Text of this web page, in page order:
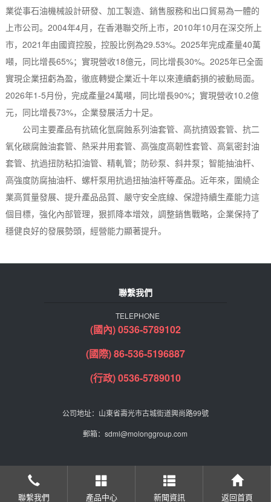
業從事石油機械設計研發、加工製造、銷售服務和出口貿易為一體的
上市公司。2004年4月，在香港聯交所上市，2010年10月在深交所上
市，2021年由國資控股，控股比例為29.53%。2025年完成產量40萬
噸，同比增長65%；實現營收18億元，同比增長30%。2025年已全面
實現企業扭虧為盈，徹底轉變企業近十年以來連續虧損的被動局面。
2026年1-5月份，完成產量24萬噸，同比增長90%；實現營收10.2億
元，同比增長73%，企業發展活力十足。
公司主要產品有抗硫化氫腐蝕系列油套管、高抗擠毀套管、抗二
氧化碳腐蝕油套管、熱采井用套管、高強度高韌性套管、高氣密封油
套管、抗過扭防粘扣油管、精軋管；防砂泵、斜井泵；智能抽油杆、
高強度防腐抽油杆、螺杆泵用抗過扭抽油杆等產品。近年來，圍繞企
業高質量發展、提升產品品質、嚴守安全底線、保證持續生產能力這
個目標，強化內部管理，狠抓降本增效，調整銷售戰略，企業保持了
穩健良好的發展勢頭，經營能力顯著提升。
聯繫我們
TELEPHONE
(國內) 0536-5789102
(國際) 86-536-5196887
(行政) 0536-5789010
公司地址：山東省壽光市古城街道興尚路99號
郵箱：sdml@molonggroup.com
聯繫我們 產品中心 新聞資訊 返回首頁